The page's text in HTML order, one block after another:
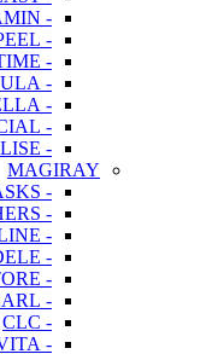
- MULTI VITAMIN
- PEEL
- PERFECT TIME
- RENEW FORMULA
- SUNBRELLA
- UNIQUE & SPECIAL
- VITALISE
MAGIRAY
- CREAMS & MASKS
- HISHERS
- FAST ACTION LINE
- EDELE
- RESTORE
- PEARL
- CLC
- VITA